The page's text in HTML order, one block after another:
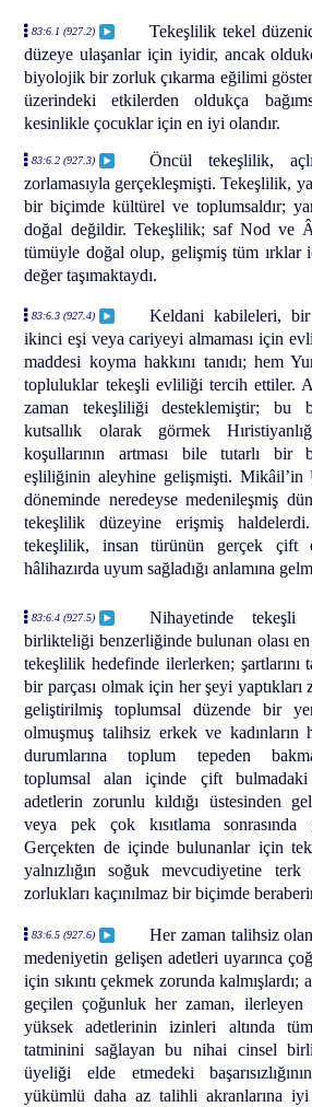
83:6.1 (927.2)
Tekeşlilik tekel
düzeye ulaşanlar için iyidir, ancak
biyolojik bir zorluk çıkarma eğilimi
üzerindeki etkilerden oldukça
kesinlikle çocuklar için en iyi olandır.
83:6.2 (927.3)
Öncül tekeşlilik,
zorlamasıyla gerçekleşmişti. Tekeşlilik,
bir biçimde kültürel ve toplumsaldır;
doğal değildir. Tekeşlilik; saf Nod ve
tümüyle doğal olup, gelişmiş tüm
değer taşımaktaydı.
83:6.3 (927.4)
Keldani kabileleri, bir
ikinci eşi veya cariyeyi almaması için
maddesi koyma hakkını tanıdı; hem
topluluklar tekeşli evliliği tercih ettiler.
zaman tekeşliliği desteklemiştir; bu
kutsallık olarak görmek
koşullarının artması bile tutarlı bir
eşliliğinin aleyhine gelişmişti. Mikâil’in
döneminde neredeyse medenileşmiş
tekeşlilik düzeyine erişmiş
tekeşlilik, insan türünün gerçek çift
hâlihazırda uyum sağladığı anlamına
83:6.4 (927.5)
Nihayetinde
birlikteliği benzerliğinde bulunan olası
tekeşlilik hedefinde ilerlerken; şartlarını
bir parçası olmak için her şeyi
geliştirilmiş toplumsal düzende bir yer
olmuşmuş talihsiz erkek ve kadınların
durumlarına toplum tepeden
toplumsal alan içinde çift bulmadaki
adetlerin zorunlu kıldığı üstesinden
veya pek çok kısıtlama sonrasında
Gerçekten de içinde bulunanlar için
yalnızlığın soğuk mevcudiyetine
zorlukları kaçınılmaz bir biçimde
83:6.5 (927.6)
Her zaman talihsiz
medeniyetin gelişen adetleri uyarınca
için sıkıntı çekmek zorunda
geçilen çoğunluk her zaman, ilerleyen
yüksek adetlerinin izinleri altında
tatminini sağlayan bu nihai cinsel
üyeliği elde etmedeki
yükümlü daha az talihli akranlarına